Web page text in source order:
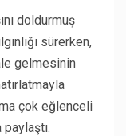
doldurmuş
sürerken,
gelmesinin
çok eğlenceli